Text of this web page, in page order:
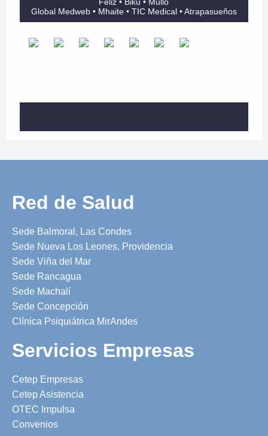
Feliz • Biku • Mullo
Global Medweb • Mhaite • TIC Medical • Atrapasueños
Red de Salud
Sede Balmoral, Las Condes
Sede Nueva Los Leones, Providencia
Sede Viña del Mar
Sede Rancagua
Sede Machalí
Sede Concepción
Clínica Psiquiátrica MirAndes
Servicios Empresas
Cetep Empresas
Cetep Asistencia
OTEC Impulsa
Convenios